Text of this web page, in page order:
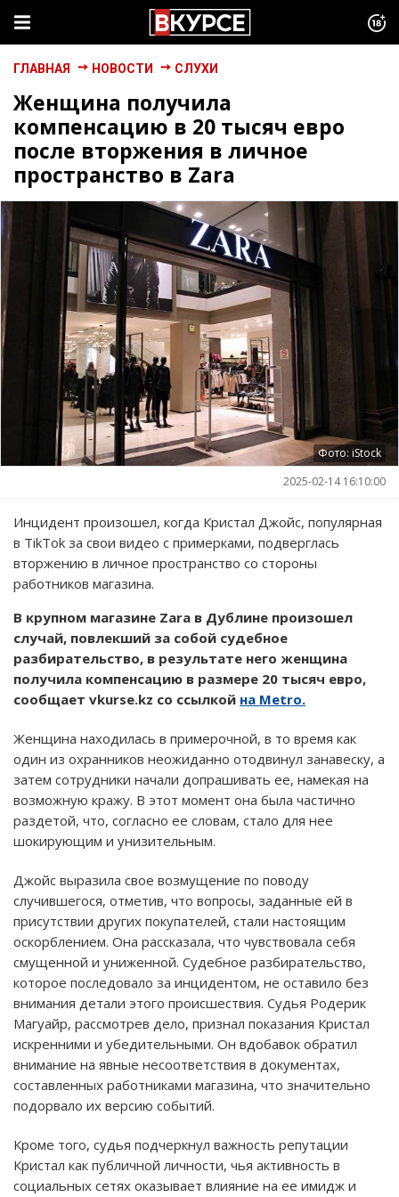
ГЛАВНАЯ НОВОСТИ СЛУХИ
Женщина получила
компенсацию в 20 тысяч евро
после вторжения в личное
пространство в Zara
Фото: iStock
2025-02-14 16:10:00
Инцидент произошел, когда Кристал Джойс, популярная
в TikTok за свои видео с примерками, подверглась
вторжению в личное пространство со стороны
работников магазина.
В крупном магазине Zara в Дублине произошел
случай, повлекший за собой судебное
разбирательство, в результате него женщина
получила компенсацию в размере 20 тысяч евро,
сообщает vkurse.kz со ссылкой на Metro.
Женщина находилась в примерочной, в то время как
один из охранников неожиданно отодвинул занавеску, а
затем сотрудники начали допрашивать ее, намекая на
возможную кражу. В этот момент она была частично
раздетой, что, согласно ее словам, стало для нее
шокирующим и унизительным.
Джойс выразила свое возмущение по поводу
случившегося, отметив, что вопросы, заданные ей в
присутствии других покупателей, стали настоящим
оскорблением. Она рассказала, что чувствовала себя
смущенной и униженной. Судебное разбирательство,
которое последовало за инцидентом, не оставило без
внимания детали этого происшествия. Судья Родерик
Магуайр, рассмотрев дело, признал показания Кристал
искренними и убедительными. Он вдобавок обратил
внимание на явные несоответствия в документах,
составленных работниками магазина, что значительно
подорвало их версию событий.
Кроме того, судья подчеркнул важность репутации
Кристал как публичной личности, чья активность в
социальных сетях оказывает влияние на ее имидж и